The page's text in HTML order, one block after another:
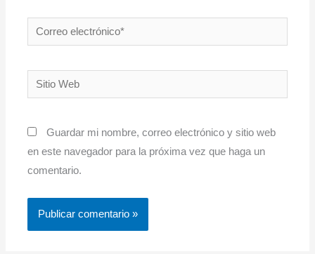
Correo
electrónico*
Sitio
Web
Guardar mi nombre, correo electrónico y sitio web
en este navegador para la próxima vez que haga un
comentario.